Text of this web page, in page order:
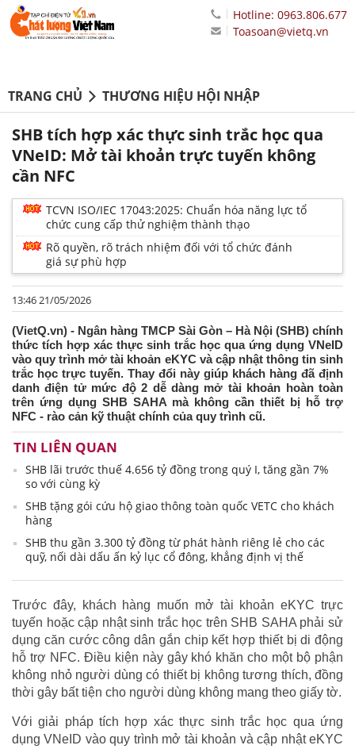
Hotline: 0963.806.677
Toasoan@vietq.vn
TRANG CHỦ THƯƠNG HIỆU HỘI NHẬP
SHB tích hợp xác thực sinh trắc học qua
VNeID: Mở tài khoản trực tuyến không
cần NFC
TCVN ISO/IEC 17043:2025: Chuẩn hóa năng lực tổ
chức cung cấp thử nghiệm thành thạo
Rõ quyền, rõ trách nhiệm đối với tổ chức đánh
giá sự phù hợp
13:46 21/05/2026
(VietQ.vn) - Ngân hàng TMCP Sài Gòn – Hà Nội (SHB) chính
thức tích hợp xác thực sinh trắc học qua ứng dụng VNeID
vào quy trình mở tài khoản eKYC và cập nhật thông tin sinh
trắc học trực tuyến. Thay đổi này giúp khách hàng đã định
danh điện tử mức độ 2 dễ dàng mở tài khoản hoàn toàn
trên ứng dụng SHB SAHA mà không cần thiết bị hỗ trợ
NFC - rào cản kỹ thuật chính của quy trình cũ.
TIN LIÊN QUAN
SHB lãi trước thuế 4.656 tỷ đồng trong quý I, tăng gần 7%
so với cùng kỳ
SHB tặng gói cứu hộ giao thông toàn quốc VETC cho khách
hàng
SHB thu gần 3.300 tỷ đồng từ phát hành riêng lẻ cho các
quỹ, nối dài dấu ấn kỷ lục cổ đông, khẳng định vị thế
Trước đây, khách hàng muốn mở tài khoản eKYC trực
tuyến hoặc cập nhật sinh trắc học trên SHB SAHA phải sử
dụng căn cước công dân gắn chip kết hợp thiết bị di động
hỗ trợ NFC. Điều kiện này gây khó khăn cho một bộ phận
không nhỏ người dùng có thiết bị không tương thích, đồng
thời gây bất tiện cho người dùng không mang theo giấy tờ.
Với giải pháp tích hợp xác thực sinh trắc học qua ứng
dụng VNeID vào quy trình mở tài khoản và cập nhật eKYC